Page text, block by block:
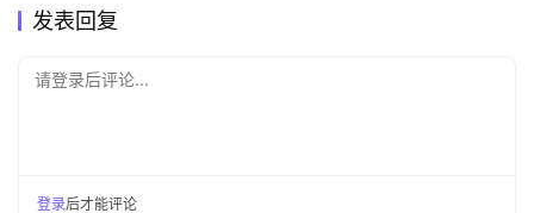
发表回复
请登录后评论...
登录后才能评论